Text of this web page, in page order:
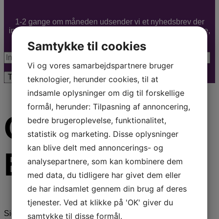
1-2 gange om måneden udsender vi et nyhedsbrev der
indeholder aktuelle tilbud, nye forfattere, foredragsholdere,
musikere, underholdere m.m.
Om Arte
Booking
Siden 1946 har ARTE Booking formidlet foredrag,
Samtykke til cookies
Vi og vores samarbejdspartnere bruger
teknologier, herunder cookies, til at
indsamle oplysninger om dig til forskellige
formål, herunder: Tilpasning af annoncering,
bedre brugeroplevelse, funktionalitet,
statistik og marketing. Disse oplysninger
kan blive delt med annoncerings- og
analysepartnere, som kan kombinere dem
med data, du tidligere har givet dem eller
de har indsamlet gennem din brug af deres
tjenester. Ved at klikke på 'OK' giver du
samtykke til disse formål.